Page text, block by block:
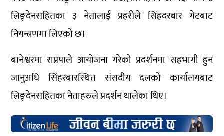
लिङ्देनसहितका ३ नेतालाई प्रहरीले सिंहदरबार गेटबाट
नियन्त्रणमा लिएको छ।
बानेश्वरमा राप्रपाले आयोजना गरेको प्रदर्शनमा सहभागी हुन
जानुअघि सिंहरबारस्थित संसदीय दलको कार्यालयबाट
लिङ्देनसहितका नेताहरुले प्रदर्शन थालेका थिए।